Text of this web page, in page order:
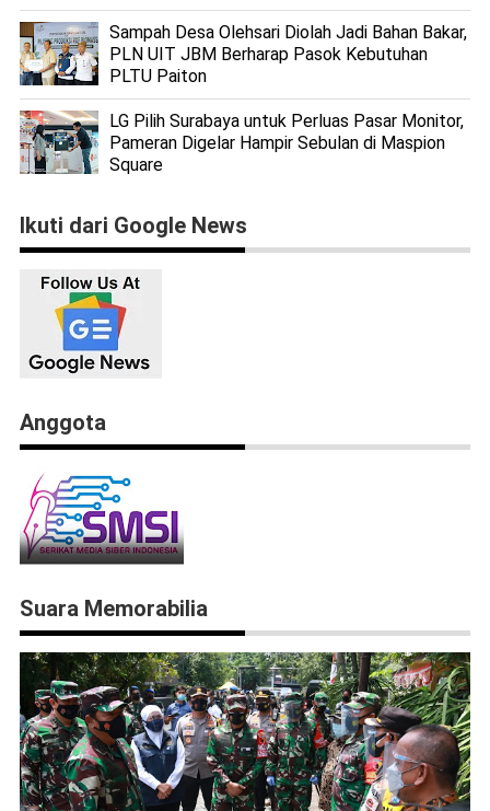
Sampah Desa Olehsari Diolah Jadi Bahan Bakar,
PLN UIT JBM Berharap Pasok Kebutuhan
PLTU Paiton
LG Pilih Surabaya untuk Perluas Pasar Monitor,
Pameran Digelar Hampir Sebulan di Maspion
Square
Ikuti dari Google News
Anggota
Suara Memorabilia